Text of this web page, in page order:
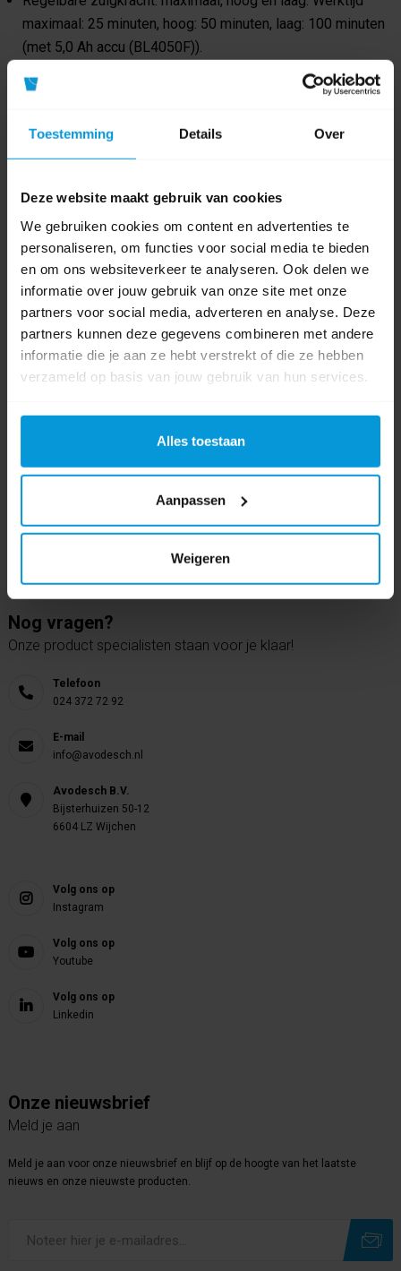
Toestemming Details Over
Deze website maakt gebruik van cookies
We gebruiken cookies om content en advertenties te
personaliseren, om functies voor social media te bieden
en om ons websiteverkeer te analyseren. Ook delen we
informatie over jouw gebruik van onze site met onze
partners voor social media, adverteren en analyse. Deze
partners kunnen deze gegevens combineren met andere
informatie die je aan ze hebt verstrekt of die ze hebben
verzameld op basis van jouw gebruik van hun services.
Alles toestaan
Aanpassen
Weigeren
maximaal: 25 minuten, hoog: 50 minuten, laag: 100 minuten
(met 5,0 Ah accu (BL4050F)).
Artikelnummer VC010GZ
Fabrikant: Makita
Product labels
Borstelstofzuiger (18) vc010gz (1), xgt 40v (1)
0 beoordeling(en)
Nog vragen?
Onze product specialisten staan voor je klaar!
Telefoon
024 372 72 92
E-mail
info@avodesch.nl
Avodesch B.V.
Bijsterhuizen 50-12
6604 LZ Wijchen
Volg ons op
Instagram
Volg ons op
Youtube
Volg ons op
Linkedin
Onze nieuwsbrief
Meld je aan
Meld je aan voor onze nieuwsbrief en blijf op de hoogte van het laatste
nieuws en onze nieuwste producten.